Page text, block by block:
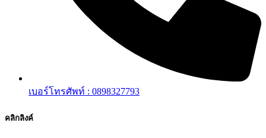
เบอร์โทรศัพท์ : 0898327793
คลิกลิงค์